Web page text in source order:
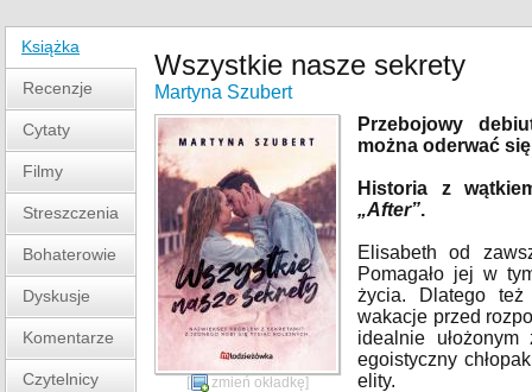
Książka
Recenzje
Cytaty
Filmy
Streszczenia
Bohaterowie
Dyskusje
Komentarze
Czytelnicy
Wszystkie nasze sekrety
Martyna Szubert
[ zmień okładkę]
Przebojowy
można oderwać
Historia z
„After”.
Elisabeth od
Pomagało jej w
życia. Dlatego też
wakacje przed
idealnie
egoistyczny
elity.